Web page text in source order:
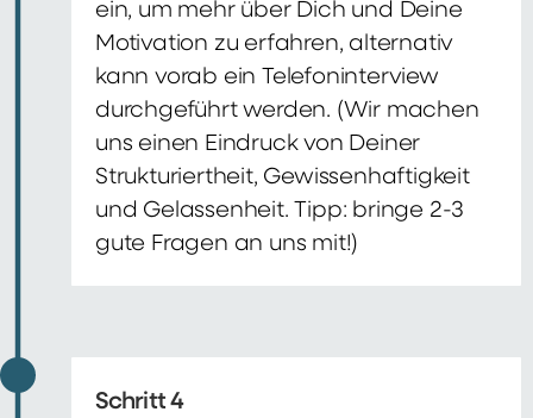
ein, um mehr über Dich und Deine
Motivation zu erfahren, alternativ
kann vorab ein Telefoninterview
durchgeführt werden. (Wir machen
uns einen Eindruck von Deiner
Strukturiertheit, Gewissenhaftigkeit
und Gelassenheit. Tipp: bringe 2-3
gute Fragen an uns mit!)
Schritt 4